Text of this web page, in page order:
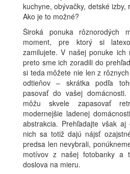
kuchyne, obývačky, detské izby,
Ako je to možné?
Široká ponuka
moment, pre ktorý si
zamilujete. V našej ponuke ich
preto sme ich zoradili do
si teda môžete nie len z
odtieňov – skrátka podľa
pasovať do vašej
môžu skvele zapasovať
modernejšie ladenej
abstrakcia. Prehľadajte však
nich sa totiž dajú nájsť
predsa len nevybrali,
motívov z našej fotobanky a
doslova na mieru.